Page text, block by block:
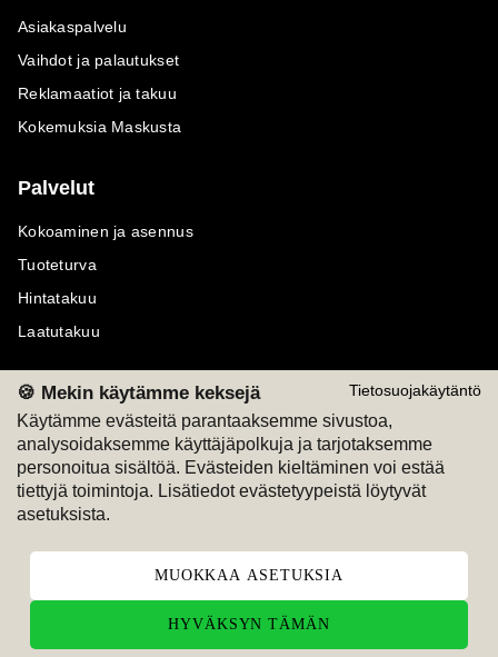
Tietosuojakäytäntö
🍪 Mekin käytämme keksejä
Käytämme evästeitä parantaaksemme sivustoa,
analysoidaksemme käyttäjäpolkuja ja tarjotaksemme
personoitua sisältöä. Evästeiden kieltäminen voi estää
tiettyjä toimintoja. Lisätiedot evästetyypeistä löytyvät
asetuksista.
MUOKKAA ASETUKSIA
HYVÄKSYN TÄMÄN
Asiakaspalvelu
Vaihdot ja palautukset
Reklamaatiot ja takuu
Kokemuksia Maskusta
Palvelut
Kokoaminen ja asennus
Tuoteturva
Hintatakuu
Laatutakuu
Maksutavat
M
Seuraa meitä